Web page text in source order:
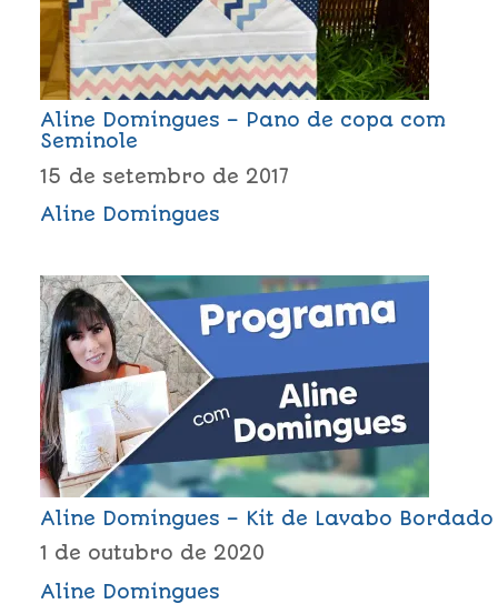
Aline Domingues – Pano de copa com
Seminole
15 de setembro de 2017
Aline Domingues
Aline Domingues – Kit de Lavabo Bordado
1 de outubro de 2020
Aline Domingues